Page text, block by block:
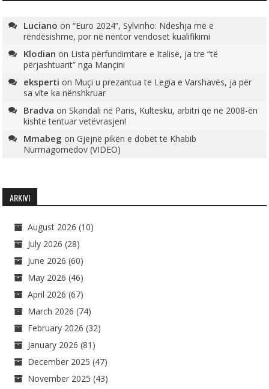
Luciano on“Euro 2024”, Sylvinho: Ndeshja më e
rëndësishme, por në nëntor vendoset kualifikimi
Klodian on Lista përfundimtare e Italisë, ja tre “të
përjashtuarit” nga Mançini
eksperti on Muçi u prezantua te Legia e Varshavës, ja për
sa vite ka nënshkruar
Bradva onSkandali në Paris, Kultesku, arbitri që në 2008-ën
kishte tentuar vetëvrasjen!
Mmabeg onGjejnë pikën e dobët të Khabib
Nurmagomedov (VIDEO)
ARKIVI
August 2026 (10)
July 2026 (28)
June 2026 (60)
May 2026 (46)
April 2026 (67)
March 2026 (74)
February 2026 (32)
January 2026 (81)
December 2025 (47)
November 2025 (43)